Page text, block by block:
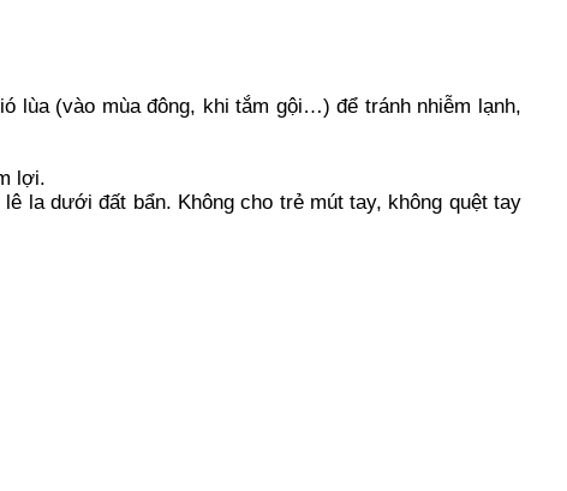
lùa (vào mùa đông, khi tắm gội…) để tránh nhiễm lạnh,
lợi.
la dưới đất bẩn. Không cho trẻ mút tay, không quệt tay